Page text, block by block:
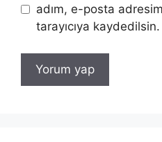
adım, e-posta
tarayıcıya kaydedilsin.